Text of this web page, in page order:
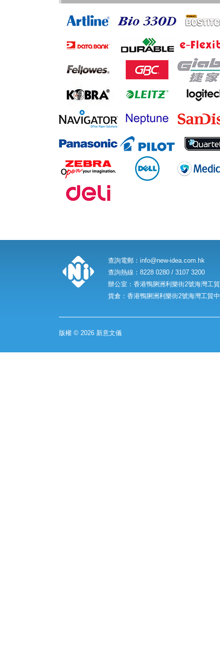
查詢電郵： info@new-idea.com.hk
查詢熱線：8228 0280 / 3107 3200
辦公室：香港鴨脷洲利樂街2號海灣工
貨倉：香港鴨脷洲利樂街2號海灣工貿
版權 © 2026 新意文儀